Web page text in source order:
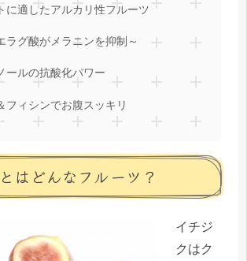
に適したアルカリ性フルーツ
ラグ酸がメラニンを抑制～
ールの抗酸化パワー
フィシンでお腹スッキリ
はどんなフルーツ？
イチジ
クはク